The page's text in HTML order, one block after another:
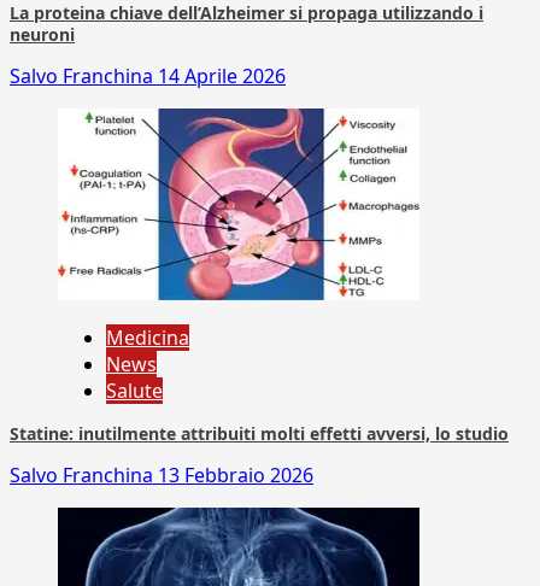
La proteina chiave dell’Alzheimer si propaga utilizzando i
neuroni
Salvo Franchina 14 Aprile 2026
Medicina
News
Salute
Statine: inutilmente attribuiti molti effetti avversi, lo studio
Salvo Franchina 13 Febbraio 2026